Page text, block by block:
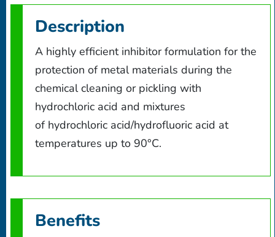
Description
A highly efficient inhibitor formulation for the
protection of metal materials during the
chemical cleaning or pickling with
hydrochloric acid and mixtures
of hydrochloric acid/hydrofluoric acid at
temperatures up to 90°C.
Benefits